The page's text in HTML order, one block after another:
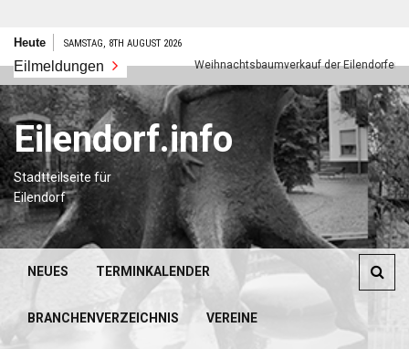
Zum
springen
Heute SAMSTAG, 8TH AUGUST 2026
Eilmeldungen
neues Jahr Weihnachtsbaumverkauf der Eilendorfer
Eilendorf.info
Stadtteilseite für
Eilendorf
NEUES TERMINKALENDER
BRANCHENVERZEICHNIS VEREINE